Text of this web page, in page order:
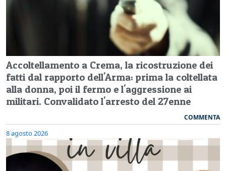
Accoltellamento a Crema, la ricostruzione dei
fatti dal rapporto dell'Arma: prima la coltellata
alla donna, poi il fermo e l'aggressione ai
militari. Convalidato l'arresto del 27enne
COMMENTA
8 agosto 2026